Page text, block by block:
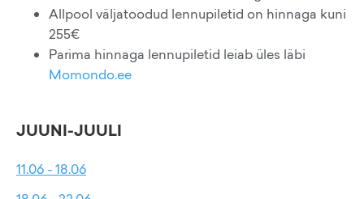
Allpool väljatoodud lennupiletid on hinnaga kuni
255€
Parima hinnaga lennupiletid leiab üles läbi
Momondo.ee
JUUNI-JUULI
11.06 - 18.06